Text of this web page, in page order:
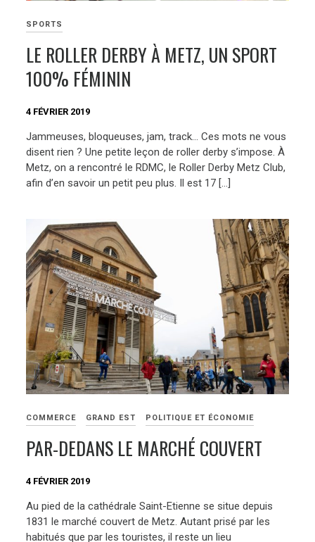
SPORTS
LE ROLLER DERBY À METZ, UN SPORT
100% FÉMININ
4 FÉVRIER 2019
Jammeuses, bloqueuses, jam, track… Ces mots ne vous
disent rien ? Une petite leçon de roller derby s’impose. À
Metz, on a rencontré le RDMC, le Roller Derby Metz Club,
afin d’en savoir un petit peu plus. Il est 17 […]
COMMERCE GRAND EST POLITIQUE ET ÉCONOMIE
PAR-DEDANS LE MARCHÉ COUVERT
4 FÉVRIER 2019
Au pied de la cathédrale Saint-Etienne se situe depuis
1831 le marché couvert de Metz. Autant prisé par les
habitués que par les touristes, il reste un lieu